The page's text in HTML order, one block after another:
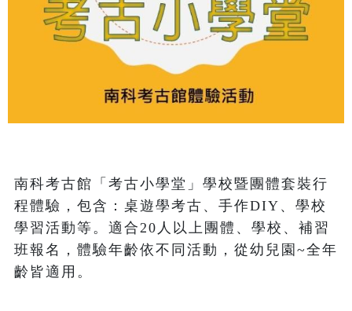
南科考古館「考古小學堂」學校暨團體套裝行
程體驗，包含：桌遊學考古、手作DIY、學校
學習活動等。適合20人以上團體、學校、補習
班報名，體驗年齡依不同活動，從幼兒園~全年
齡皆適用。